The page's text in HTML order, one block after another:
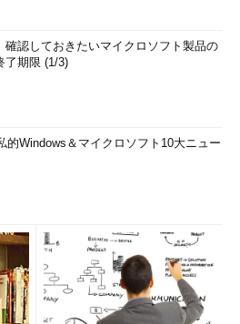
確認しておきたいマイクロソフト製品の
了期限 (1/3)
的Windows＆マイクロソフト10大ニュー